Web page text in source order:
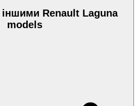
іншими Renault Laguna
models